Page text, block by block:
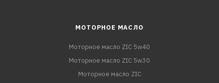
МОТОРНОЕ МАСЛО
Моторное масло ZIC 5w40
Моторное масло ZIC 5w30
Моторное масло ZIC